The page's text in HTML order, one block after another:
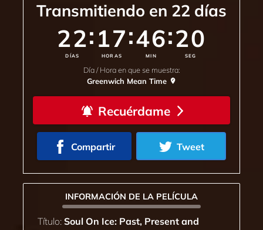
Transmitiendo en 22 días
22
DÍAS
:17
HORAS
:46
MIN
:17
SEG
Día / Hora en que se muestra:
Greenwich Mean Time
Recuérdame
Compartir Tweet
INFORMACIÓN DE LA PELÍCULA
Título: Soul On Ice: Past, Present and